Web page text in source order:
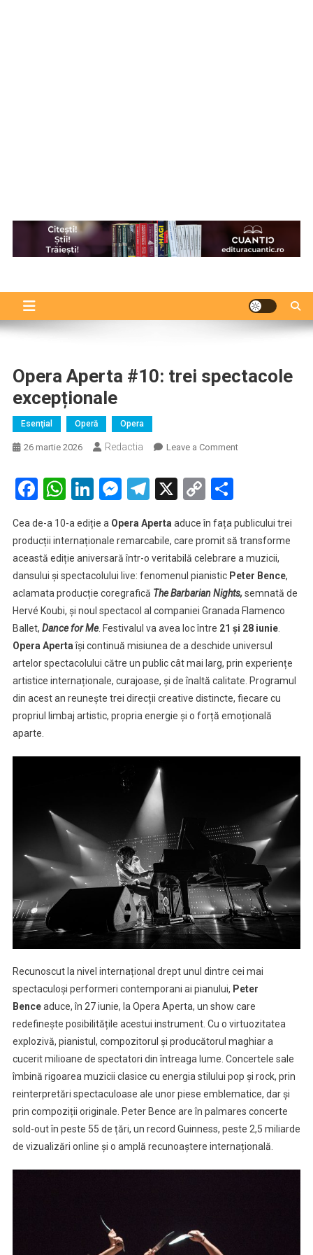
Opera Aperta #10: trei spectacole
excepționale
Esenţial Operă Opera
26 martie 2026 Redactia Leave a Commenton
spectacole
excepționale
Facebook
WhatsApp
LinkedIn
Messenger
Telegram
X Copy
Cea de-a 10-a ediție a Opera Apertaaduce în fața publicului trei
producții internaționale remarcabile, care promit să transforme
această ediție aniversară într-o veritabilă celebrare a muzicii,
dansului și spectacolului live: fenomenul pianistic Peter Bence,
aclamata producție coregrafică The Barbarian Nights, semnată de
Hervé Koubi, și noul spectacol al companiei Granada Flamenco
Ballet, Dance for Me. Festivalul va avea loc între 21 și 28 iunie.
Opera Apertaîși continuă misiunea de a deschide universul
artelor spectacolului către un public cât mai larg, prin experiențe
artistice internaționale, curajoase, și de înaltă calitate. Programul
din acest an reunește trei direcții creative distincte, fiecare cu
propriul limbaj artistic, propria energie și o forță emoțională
aparte.
Recunoscut la nivel internațional drept unul dintre cei mai
spectaculoși performeri contemporani ai pianului, Peter
Benceaduce, în 27 iunie, la Opera Aperta, un show care
redefinește posibilitățile acestui instrument. Cu o virtuozitatea
explozivă, pianistul, compozitorul și producătorul maghiar a
cucerit milioane de spectatori din întreaga lume. Concertele sale
îmbină rigoarea muzicii clasice cu energia stilului pop și rock, prin
reinterpretări spectaculoase ale unor piese emblematice, dar și
prin compoziții originale. Peter Bence are în palmares concerte
sold-out în peste 55 de țări, un record Guinness, peste 2,5 miliarde
de vizualizări online și o amplă recunoaștere internațională.